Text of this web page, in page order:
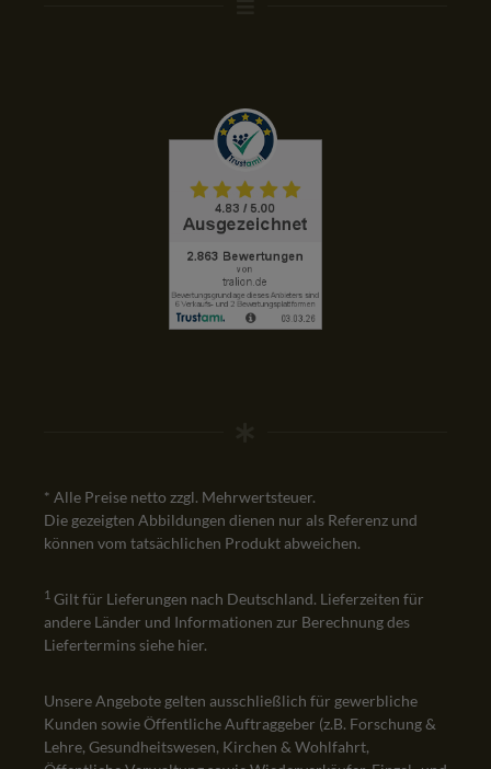
* Alle Preise netto zzgl. Mehrwertsteuer.
Die gezeigten Abbildungen dienen nur als Referenz und
können vom tatsächlichen Produkt abweichen.
1 Gilt für Lieferungen nach Deutschland. Lieferzeiten für
andere Länder und Informationen zur Berechnung des
Liefertermins siehe hier.
Unsere Angebote gelten ausschließlich für gewerbliche
Kunden sowie Öffentliche Auftraggeber (z.B. Forschung &
Lehre, Gesundheitswesen, Kirchen & Wohlfahrt,